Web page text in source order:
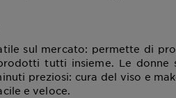
sul mercato: permette di
tutti insieme. Le donne
preziosi: cura del viso e
e veloce.